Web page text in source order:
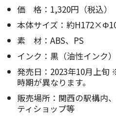
価 格：1,320円（税込）
本体サイズ：約
素 材：ABS、PS
インク：黒（油性インク）
発売日：2023年10月上旬
時期が異なります。
販売場所：関西の駅構内
ティショップ等